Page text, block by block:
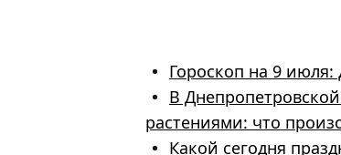
Гороскоп на 9
В
растениями: что
Какой сегодня